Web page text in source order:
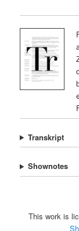
Transkript
Shownotes
This work is